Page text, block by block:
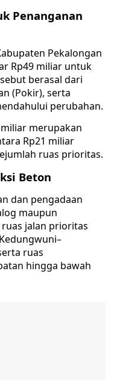
Penanganan
Pekalongan
Rp49 miliar untuk
berasal dari
(Pokir), serta
perubahan.
merupakan
Rp21 miliar
ruas prioritas.
Beton
dan pengadaan
maupun
jalan prioritas
ruas
hingga bawah